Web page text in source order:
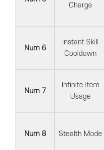
Charge
Num 6
Instant Skill
Cooldown
Num 7
Infinite Item
Usage
Num 8 Stealth Mode